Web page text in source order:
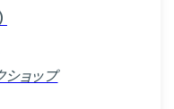
ショップ